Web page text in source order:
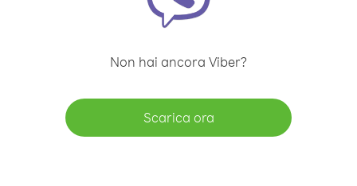
Non hai ancora Viber?
Scarica ora